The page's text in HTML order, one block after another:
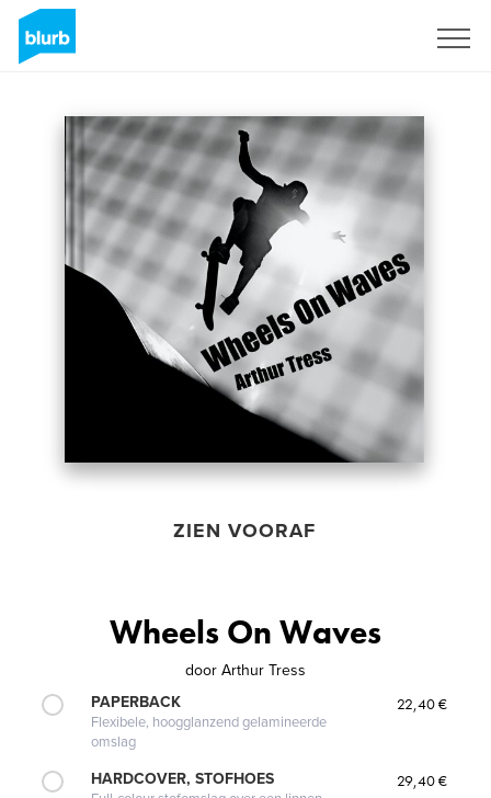
ZIEN VOORAF
Wheels On Waves
door Arthur Tress
PAPERBACK
Flexibele, hoogglanzend gelamineerde
omslag
22,40 €
HARDCOVER, STOFHOES 29,40 €